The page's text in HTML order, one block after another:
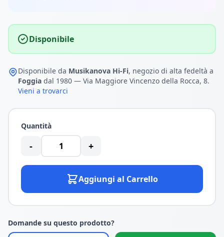
Disponibile
Disponibile da Musikanova Hi-Fi, negozio di alta fedeltà a
Foggia dal 1980 — Via Maggiore Vincenzo della Rocca, 8.
Vieni a trovarci
Quantità
- +
Aggiungi al Carrello
Domande su questo prodotto?